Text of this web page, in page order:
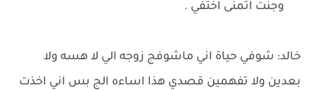
وجنت اتمنى اختفي .
خالد: شوفي حياة اني ماشوفج زوجه الي لا هسه ولا
بعدين ولا تفهمين قصدي هذا اساءه الج بس اني اخذت